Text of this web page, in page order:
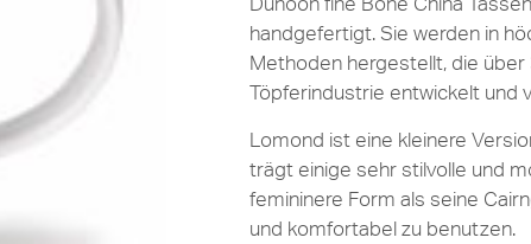
Dunoon fine Bone China
handgefertigt. Sie werden in
Methoden hergestellt, die
Töpferindustrie entwickelt und
Lomond ist eine kleinere
trägt einige sehr stilvolle und
femininere Form als seine
und komfortabel zu benutzen.